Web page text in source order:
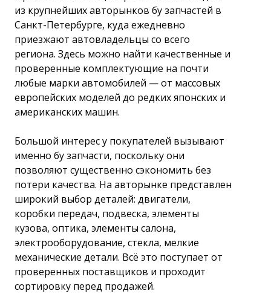
из крупнейших авторынков бу запчастей в
Санкт-Петербурге, куда ежедневно
приезжают автовладельцы со всего
региона. Здесь можно найти качественные и
проверенные комплектующие на почти
любые марки автомобилей — от массовых
европейских моделей до редких японских и
американских машин.
Большой интерес у покупателей вызывают
именно бу запчасти, поскольку они
позволяют существенно сэкономить без
потери качества. На авторынке представлен
широкий выбор деталей: двигатели,
коробки передач, подвеска, элементы
кузова, оптика, элементы салона,
электрооборудование, стекла, мелкие
механические детали. Всё это поступает от
проверенных поставщиков и проходит
сортировку перед продажей.